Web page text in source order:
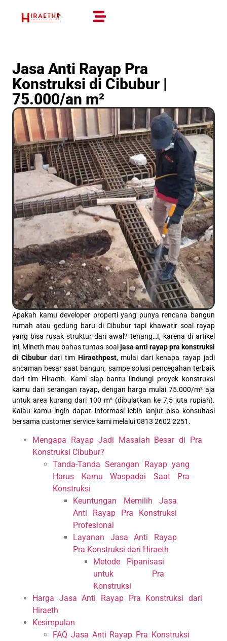
Jasa Anti Rayap Pra
Konstruksi di Cibubur |
75.000/an m²
Apakah kamu developer properti yang punya rencana bangun
rumah atau gedung baru di Cibubur tapi khawatir soal rayap
yang bisa rusak struktur dari awal? tenang…!, karena di artikel
ini, Mineth mau bahas tuntas soal jasa anti rayap pra konstruksi
di Cibuburdari tim Hiraethpest, mulai dari kenapa rayap jadi
ancaman besar saat bangun, sampe solusi pencegahan terbaik
dari tim Hiraeth. Kami siap bantu lindungi proyek konstruksi
kamu dari serangan rayap, dengan harga mulai 75.000/m² aja
untuk area kurang dari 100 m² (dibulatkan ke 7,5 juta rupiah).
Kalau kamu ingin dapat informasi lebih lanjut bisa konsultasi
bersama customer service kami melalui 0813 2602 2251.
Mengapa Rayap Jadi Masalah Besar di Pra
Konstruksi Cibubur?
Tanda-Tanda Serangan Rayap yang
Harus Kamu Waspadai Saat Pra
Konstruksi
Keuntungan Memilih Jasa
Anti Rayap Pra Konstruksi
Profesional
Layanan Jasa Anti Rayap
Pra Konstruksi dari Hiraeth
Metode Pipanisasi
untuk Pra
Konstruksi
Harga Jasa Anti Rayap Pra Konstruksi dari
Hiraeth
Kesimpulan
FAQ Jasa Anti Rayap Pra Konstruksi